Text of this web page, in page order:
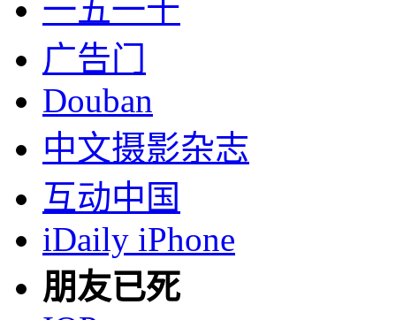
一五一十
广告门
Douban
中文摄影杂志
互动中国
iDaily iPhone
朋友已死